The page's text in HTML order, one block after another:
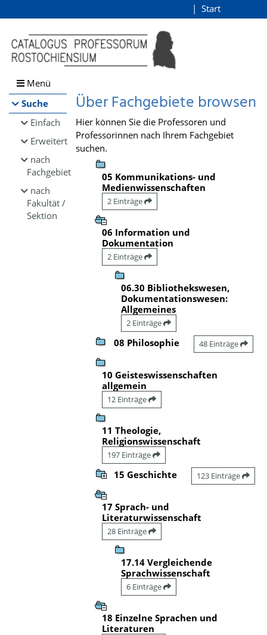
Browsen
direkt zum Inhalt
Start
Menü
Suche
Einfach
Erweitert
nach
Fachgebiet
nach
Fakultät /
Sektion
Über Fachgebiete browsen
Hier können Sie die Professoren und
Professorinnen nach Ihrem Fachgebiet
suchen.
05 Kommunikations- und
Medienwissenschaften
2 Einträge
06 Information und
Dokumentation
2 Einträge
06.30 Bibliothekswesen,
Dokumentationswesen:
Allgemeines
2 Einträge
08 Philosophie 48 Einträge
10 Geisteswissenschaften
allgemein
12 Einträge
11 Theologie,
Religionswissenschaft
197 Einträge
15 Geschichte 123 Einträge
17 Sprach- und
Literaturwissenschaft
28 Einträge
17.14 Vergleichende
Sprachwissenschaft
6 Einträge
18 Einzelne Sprachen und
Literaturen